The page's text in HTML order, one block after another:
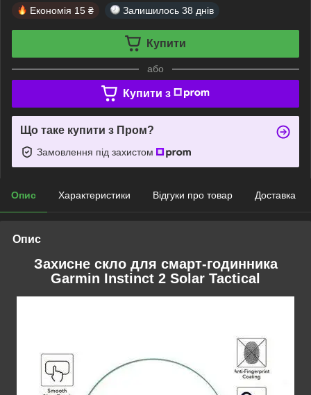
Економія 15 ₴ Залишилось 38 днів
Купити
або
Купити з
Що таке купити з Пром?
Замовлення під захистом
Опис Характеристики Відгуки про товар Доставка
Опис
Захисне скло для смарт-годинника
Garmin Instinct 2 Solar Tactical